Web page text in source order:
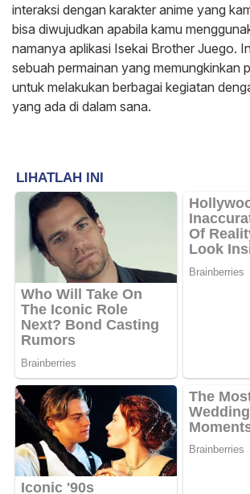
interaksi dengan karakter anime yang
bisa diwujudkan apabila kamu
namanya aplikasi Isekai Brother Juego.
sebuah permainan yang memungkinkan
untuk melakukan berbagai kegiatan
yang ada di dalam sana.